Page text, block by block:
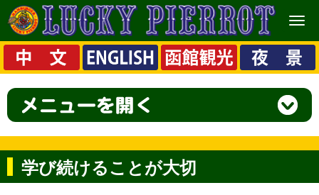
メ
ニ
ュ
ー
学び続けることが大切